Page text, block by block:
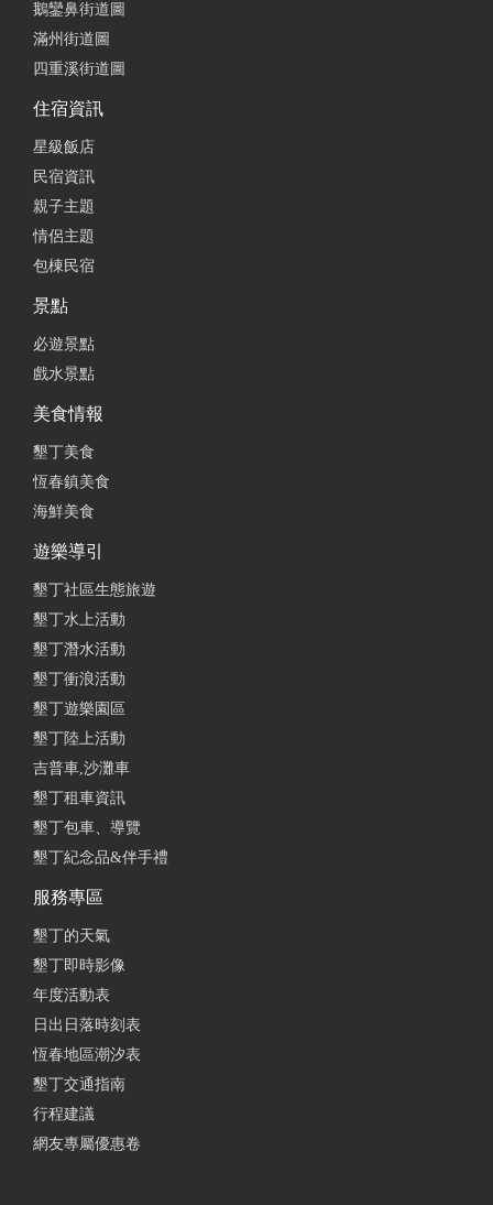
鵝鑾鼻街道圖
滿州街道圖
四重溪街道圖
住宿資訊
星級飯店
民宿資訊
親子主題
情侶主題
包棟民宿
景點
必遊景點
戲水景點
美食情報
墾丁美食
恆春鎮美食
海鮮美食
遊樂導引
墾丁社區生態旅遊
墾丁水上活動
墾丁潛水活動
墾丁衝浪活動
墾丁遊樂園區
墾丁陸上活動
吉普車,沙灘車
墾丁租車資訊
墾丁包車、導覽
墾丁紀念品&伴手禮
服務專區
墾丁的天氣
墾丁即時影像
年度活動表
日出日落時刻表
恆春地區潮汐表
墾丁交通指南
行程建議
網友專屬優惠卷